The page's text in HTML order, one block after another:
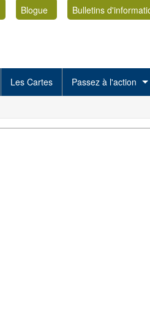
Blogue
Bulletins
Les Cartes Passez à l'action